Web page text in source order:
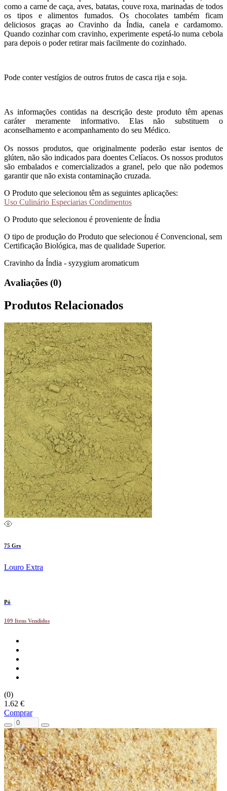
como a carne de caça, aves, batatas, couve roxa, marinadas de todos
os tipos e alimentos fumados. Os chocolates também ficam
deliciosos graças ao Cravinho da Índia, canela e cardamomo.
Quando cozinhar com cravinho, experimente espetá-lo numa cebola
para depois o poder retirar mais facilmente do cozinhado.
Pode conter vestígios de outros frutos de casca rija e soja.
As informações contidas na descrição deste produto têm apenas
caráter meramente informativo. Elas não substituem o
aconselhamento e acompanhamento do seu Médico.
Os nossos produtos, que originalmente poderão estar isentos de
glúten, não são indicados para doentes Celíacos. Os nossos produtos
são embalados e comercializados a granel, pelo que não podemos
garantir que não exista contaminação cruzada.
O Produto que selecionou têm as seguintes aplicações:
Uso Culinário Especiarias Condimentos
O Produto que selecionou é proveniente de Índia
O tipo de produção do Produto que selecionou é Convencional, sem
Certificação Biológica, mas de qualidade Superior.
Cravinho da Índia - syzygium aromaticum
Avaliações (0)
Produtos Relacionados
75 Grs
Louro Extra
Pó
109 Itens Vendidos
(0)
1.62 €
Comprar